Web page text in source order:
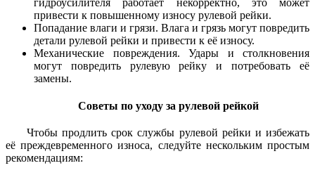
привести к повышенному износу рулевой рейки.
Попадание влаги и грязи. Влага и грязь могут повредить
детали рулевой рейки и привести к её износу.
Механические повреждения. Удары и столкновения
могут повредить рулевую рейку и потребовать её
замены.
Советы по уходу за рулевой рейкой
Чтобы продлить срок службы рулевой рейки и избежать
её преждевременного износа, следуйте нескольким простым
рекомендациям: